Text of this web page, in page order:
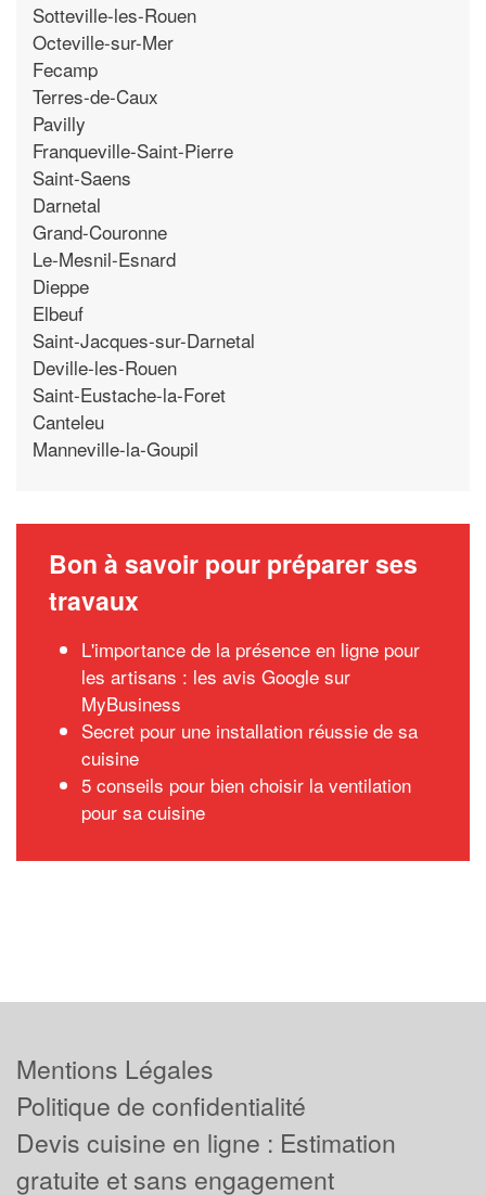
Sotteville-les-Rouen
Octeville-sur-Mer
Fecamp
Terres-de-Caux
Pavilly
Franqueville-Saint-Pierre
Saint-Saens
Darnetal
Grand-Couronne
Le-Mesnil-Esnard
Dieppe
Elbeuf
Saint-Jacques-sur-Darnetal
Deville-les-Rouen
Saint-Eustache-la-Foret
Canteleu
Manneville-la-Goupil
Bon à savoir pour préparer ses
travaux
L'importance de la présence en ligne pour
les artisans : les avis Google sur
MyBusiness
Secret pour une installation réussie de sa
cuisine
5 conseils pour bien choisir la ventilation
pour sa cuisine
Mentions Légales
Politique de confidentialité
Devis cuisine en ligne : Estimation
gratuite et sans engagement